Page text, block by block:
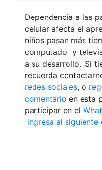
Dependencia a las
celular afecta el
niños pasan más
computador y
a su desarrollo. Si
recuerda
redes sociales, o
comentario en esta
participar en el
ingresa al siguiente